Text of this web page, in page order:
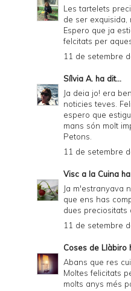
Les tartelets
de ser exquisida,
Espero que ja
felcitats per
11 de setembre
Sílvia A. ha dit...
Ja deia jo! era
noticies teves.
espero que
mans són molt
Petons.
11 de setembre
Visc a la Cuina
Ja m'estranyava
que ens has
dues preciositats
11 de setembre
Coses de Llàbiro
Abans que res
Moltes felicitats
molts anys més